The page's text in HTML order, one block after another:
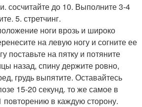
сосчитайте до 10. Выполните 3-4
5. стретчинг.
ноги врозь и широко
на левую ногу и согните ее
поставьте на пятку и потяните
назад, спину держите ровно,
грудь выпятите. Оставайтесь
15-20 секунд. то же самое в
повторению в каждую сторону.